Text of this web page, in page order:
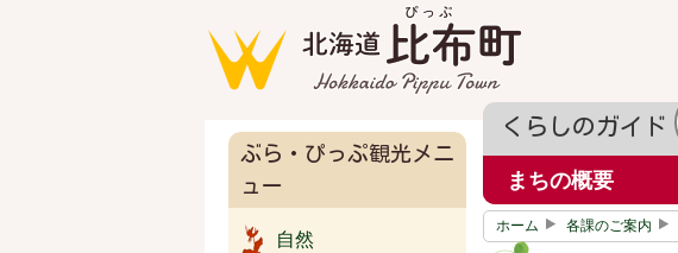
くらしのガイド
まちの概要
ホーム 各課のご案内
ぶら・ぴっぷ観光メニ
ュー
自然